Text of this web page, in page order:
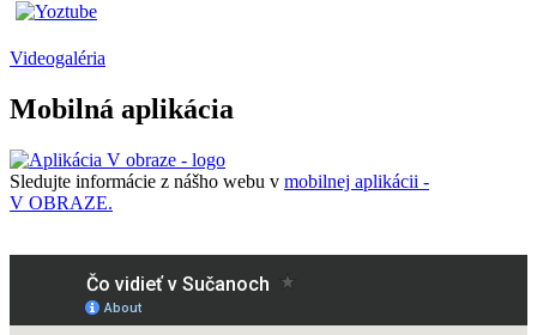
Videogaléria
Mobilná aplikácia
Sledujte informácie z nášho webu v mobilnej aplikácii -
V OBRAZE.